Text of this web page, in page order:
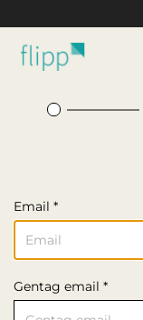
Email *
Gentag email *